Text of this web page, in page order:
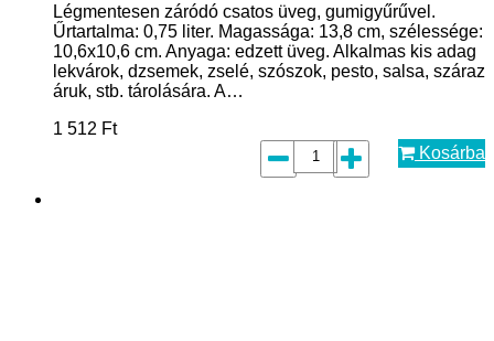
Légmentesen záródó csatos üveg, gumigyűrűvel.
Űrtartalma: 0,75 liter. Magassága: 13,8 cm, szélessége:
10,6x10,6 cm. Anyaga: edzett üveg. Alkalmas kis adag
lekvárok, dzsemek, zselé, szószok, pesto, salsa, száraz
áruk, stb. tárolására. A…
1 512 Ft
Kosárba